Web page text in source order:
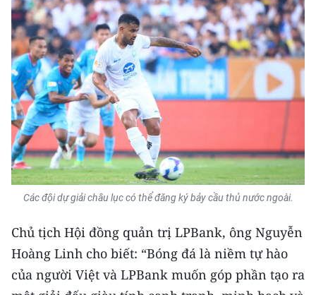
Media Thể thao
Media Giáo dục
Media Y tế
Media Khoa học - Công nghệ
Media Môi trường
Ảnh
TIN MỚI
TIN ĐỊA PHƯƠNG
Các đội dự giải châu lục có thể đăng ký bảy cầu thủ nước ngoài.
Chủ tịch Hội đồng quản trị LPBank, ông Nguyễn
Hoàng Linh cho biết: “Bóng đá là niềm tự hào
của người Việt và LPBank muốn góp phần tạo ra